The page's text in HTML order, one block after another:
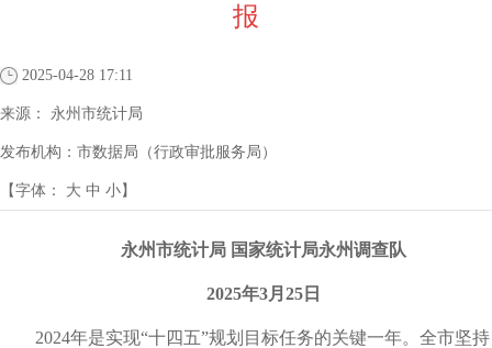
报
2025-04-28 17:11
来源： 永州市统计局
发布机构： 市数据局（行政审批服务局）
【字体： 大 中 小】
永州市统计局 国家统计局永州调查队
2025年3月25日
2024年是实现“十四五”规划目标任务的关键一年。全市坚持